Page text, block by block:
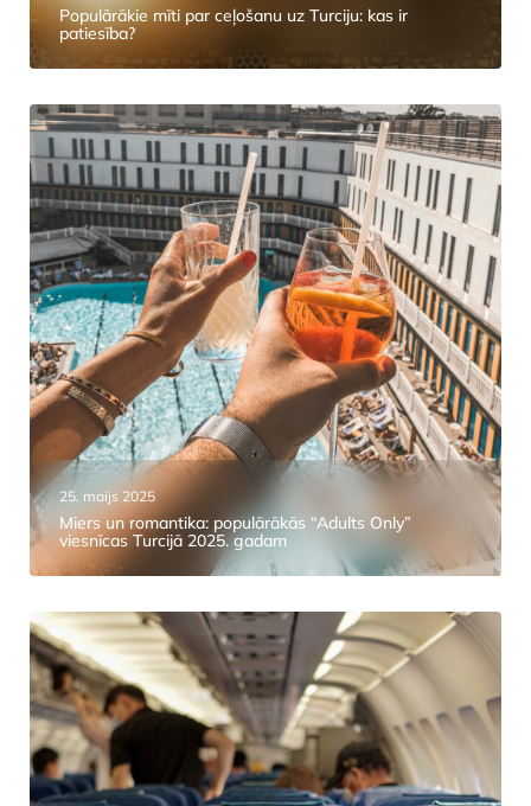
Populārākie mīti par ceļošanu uz Turciju: kas ir
patiesība?
25. maijs 2025
Miers un romantika: populārākās “Adults Only”
viesnīcas Turcijā 2025. gadam